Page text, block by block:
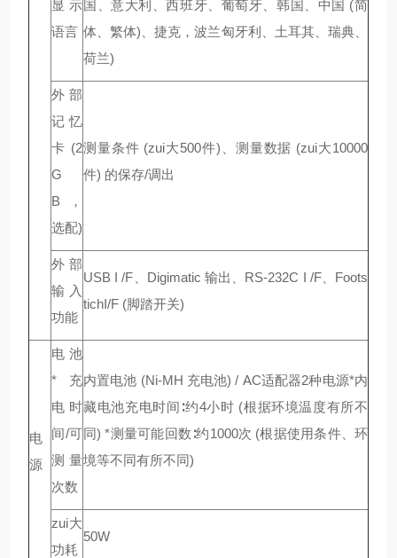
显示
语言
国、意大利、西班牙、葡萄牙、韩国、中国 (简
体、繁体)、捷克，波兰匈牙利、土耳其、瑞典、
荷兰)
外部
记忆
卡(2
G
B，
选配)
测量条件 (zui大500件)、测量数据 (zui大10000
件) 的保存/调出
外部
输入
功能
USB I /F、Digimatic 输出、RS-232C I /F、Foots
tichI/F (脚踏开关)
电
源
电池
*充
电时
间/可
测量
次数
内置电池 (Ni-MH 充电池) / AC适配器2种电源*内
藏电池充电时间∶约4小时 (根据环境温度有所不
同) *测量可能回数∶约1000次 (根据使用条件、环
境等不同有所不同)
zui大
功耗
50W